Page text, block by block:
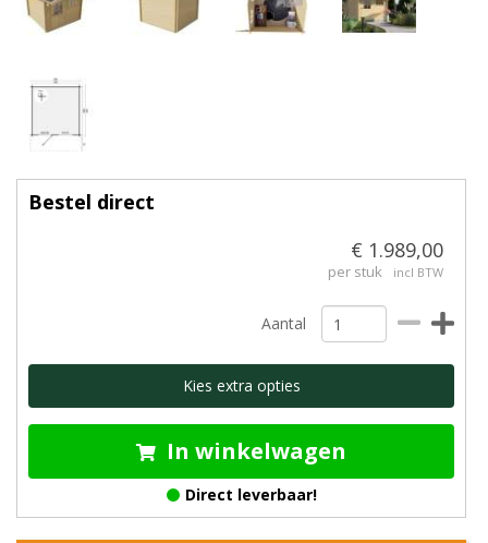
Bestel direct
€ 1.989,00
per stuk incl BTW
Aantal
Kies extra opties
In winkelwagen
Direct leverbaar!